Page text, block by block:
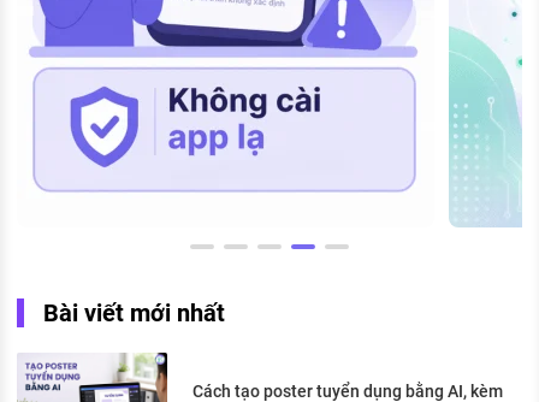
Bài viết mới nhất
Cách tạo poster tuyển dụng bằng AI, kèm